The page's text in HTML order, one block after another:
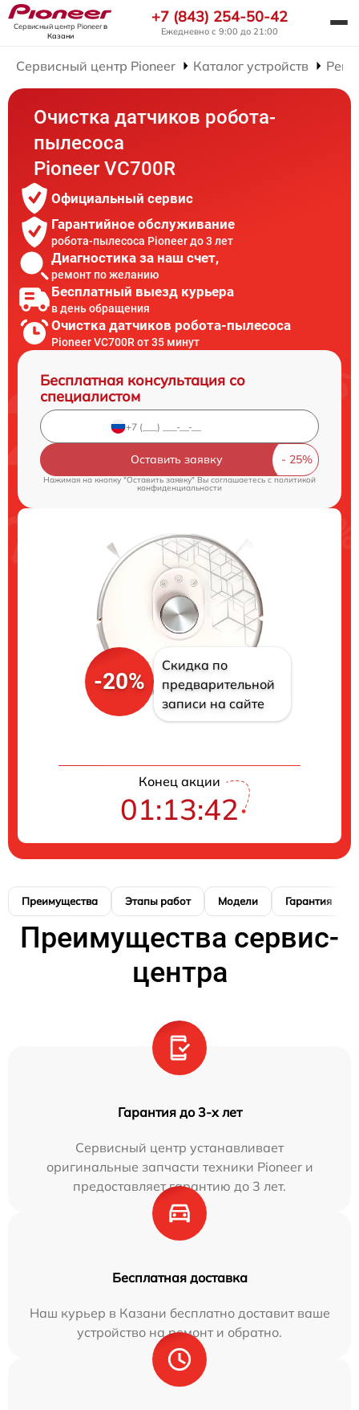
Сервисный центр Pioneerв
Казани
+7 (843) 254-50-42
Ежедневно с 9:00 до 21:00
Сервисный центр Pioneer Каталог устройств
Очистка датчиков робота-
пылесоса
Pioneer VC700R
Официальный сервис
Гарантийное обслуживание
робота-пылесоса Pioneer до 3 лет
Диагностика за наш счет,
ремонт по желанию
Бесплатный выезд курьера
в день обращения
Очистка датчиков робота-пылесоса
Pioneer VC700R от 35 минут
Бесплатная консультация со
специалистом
Оставить заявку
Нажимая на кнопку "Оставить заявку" Вы соглашаетесь c политикой
конфиденциальности
-20%
Скидка по
предварительной
записи на сайте
Конец акции
01:13:41
Преимущества Этапы работ Модели Гарантия
Преимущества сервис-
центра
Гарантия до 3-х лет
Сервисный центр устанавливает
оригинальные запчасти техники Pioneer и
предоставляет гарантию до 3 лет.
Бесплатная доставка
Наш курьер в Казани бесплатно доставит ваше
устройство на ремонт и обратно.